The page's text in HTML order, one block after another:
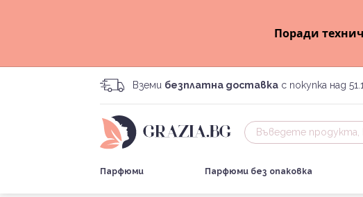
Поради
Вземи безплатна доставка с покупка над
Парфюми Парфюми без опаковка